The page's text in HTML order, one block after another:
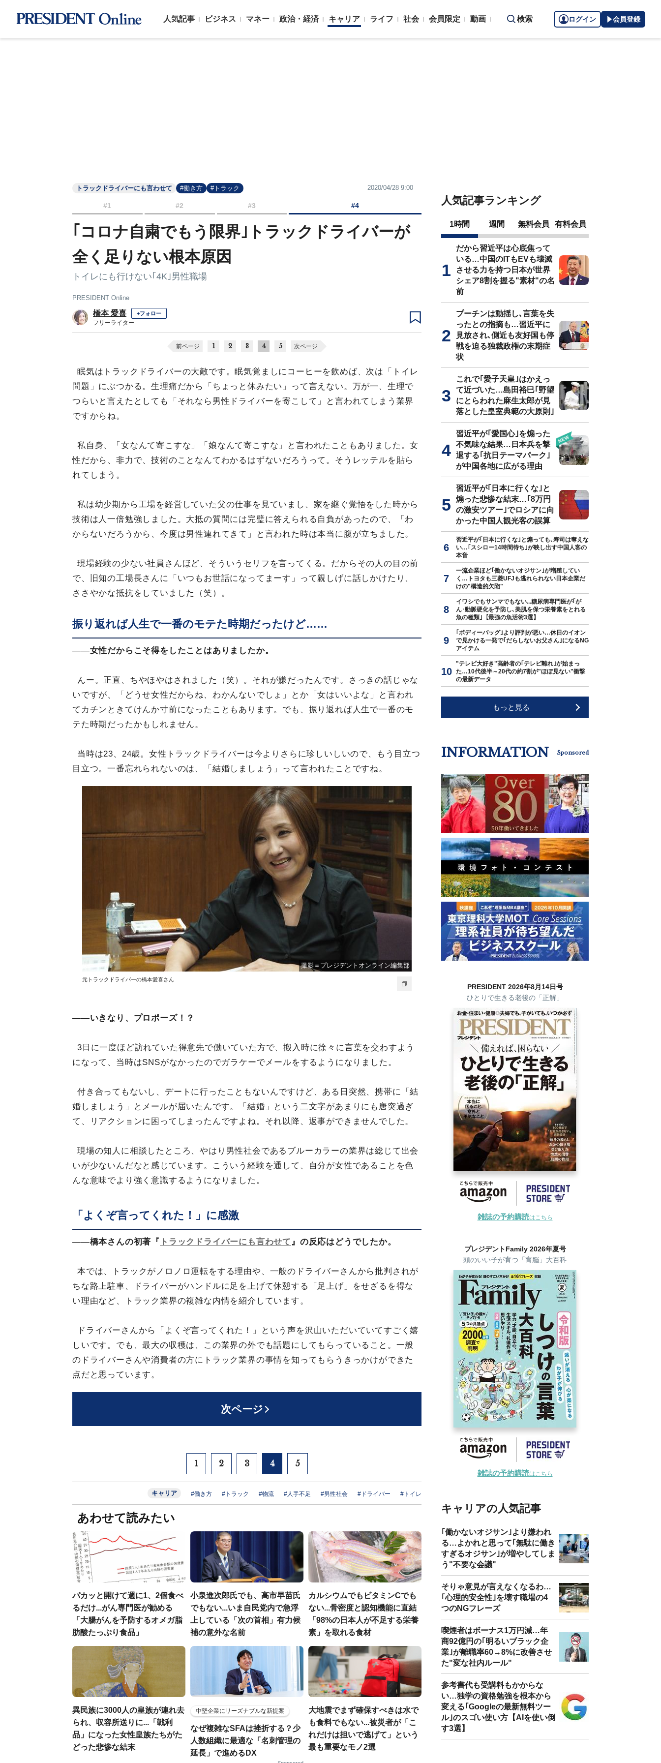
人気記事 ビジネス マネー 政治・経済 キャリア ライフ 社会 会員限定 動画 検索 ログイン 会員登録
トラックドライバーにも言わせて #働き方 #トラック 2020/04/28 9:00
#1 #2 #3 #4
｢コロナ自粛でもう限界｣トラックドライバーが
全く足りない根本原因
トイレにも行けない｢4K｣男性職場
PRESIDENT Online
橋本 愛喜 +フォロー
フリーライター
前ページ 1 2 3 4 5 次ページ
眠気はトラックドライバーの大敵です。眠気覚ましにコーヒーを飲めば、次は「トイレ
問題」にぶつかる。生理痛だから「ちょっと休みたい」って言えない。万が一、生理で
つらいと言えたとしても「それなら男性ドライバーを寄こして」と言われてしまう業界
ですからね。
私自身、「女なんて寄こすな」「娘なんて寄こすな」と言われたこともありました。女
性だから、非力で、技術のことなんてわかるはずないだろうって。そうレッテルを貼ら
れてしまう。
私は幼少期から工場を経営していた父の仕事を見ていまし、家を継ぐ覚悟をした時から
技術は人一倍勉強しました。大抵の質問には完璧に答えられる自負があったので、「わ
からないだろうから、今度は男性連れてきて」と言われた時は本当に腹が立ちました。
現場経験の少ない社員さんほど、そういうセリフを言ってくる。だからその人の目の前
で、旧知の工場長さんに「いつもお世話になってまーす」って親しげに話しかけたり、
ささやかな抵抗をしていました（笑）。
振り返れば人生で一番のモテた時期だったけど……
——女性だからこそ得をしたことはありましたか。
んー。正直、ちやほやはされました（笑）。それが嫌だったんです。さっきの話じゃな
いですが、「どうせ女性だからね、わかんないでしょ」とか「女はいいよな」と言われ
てカチンときてけんか寸前になったこともあります。でも、振り返れば人生で一番のモ
テた時期だったかもしれません。
当時は23、24歳。女性トラックドライバーは今よりさらに珍しいしいので、もう目立つ
目立つ。一番忘れられないのは、「結婚しましょう」って言われたことですね。
撮影＝プレジデントオンライン編集部
元トラックドライバーの橋本愛喜さん
——いきなり、プロポーズ！？
3日に一度ほど訪れていた得意先で働いていた方で、搬入時に徐々に言葉を交わすよう
になって、当時はSNSがなかったのでガラケーでメールをするようになりました。
付き合ってもないし、デートに行ったこともないんですけど、ある日突然、携帯に「結
婚しましょう」とメールが届いたんです。「結婚」という二文字があまりにも唐突過ぎ
て、リアクションに困ってしまったんですよね。それ以降、返事ができませんでした。
現場の知人に相談したところ、やはり男性社会であるブルーカラーの業界は総じて出会
いが少ないんだなと感じています。こういう経験を通して、自分が女性であることを色
んな意味でより強く意識するようになりました。
「よくぞ言ってくれた！」に感激
——橋本さんの初著『 トラックドライバーにも言わせて 』の反応はどうでしたか。
本では、トラックがノロノロ運転をする理由や、一般のドライバーさんから批判されが
ちな路上駐車、ドライバーがハンドルに足を上げて休憩する「足上げ」をせざるを得な
い理由など、トラック業界の複雑な内情を紹介しています。
ドライバーさんから「よくぞ言ってくれた！」という声を沢山いただいていてすごく嬉
しいです。でも、最大の収穫は、この業界の外でも話題にしてもらっていること。一般
のドライバーさんや消費者の方にトラック業界の事情を知ってもらうきっかけができた
点だと思っています。
次ページ
1 2 3 4 5
キャリア #働き方 #トラック #物流 #人手不足 #男性社会 #ドライバー #トイレ
あわせて読みたい
パカッと開けて週に1、2個食べ
るだけ...がん専門医が勧める
「大腸がんを予防するオメガ脂
肪酸たっぷり食品」
小泉進次郎氏でも、高市早苗氏
でもない...いま自民党内で急浮
上している「次の首相」有力候
補の意外な名前
カルシウムでもビタミンCでも
ない...骨密度と認知機能に直結
「98%の日本人が不足する栄養
素」を取れる食材
異民族に3000人の皇族が連れ去
られ、収容所送りに...「戦利
品」になった女性皇族たちがた
どった悲惨な結末
中堅企業にリーズナブルな新提案
なぜ複雑なSFAは挫折する？少
人数組織に最適な「名刺管理の
延長」で進めるDX
大地震でまず確保すべきは水で
も食料でもない...被災者が「こ
れだけは担いで逃げて」という
最も重要なモノ2選
人気記事ランキング
1時間 週間 無料会員 有料会員
だから習近平は心底焦って
いる…中国のITもEVも壊滅
させる力を持つ日本が世界
シェア8割を握る"素材"の名
前
プーチンは動揺し､言葉を失
ったとの指摘も…習近平に
見放され､側近も友好国も停
戦を迫る独裁政権の末期症
状
これで｢愛子天皇｣はかえっ
て近づいた…島田裕巳｢野望
にとらわれた麻生太郎が見
落とした皇室典範の大原則｣
習近平が｢愛国心｣を煽った
不気味な結果…日本兵を撃
退する｢抗日テーマパーク｣
が中国各地に広がる理由
習近平が｢日本に行くな｣と
煽った悲惨な結末…｢8万円
の激安ツアー｣でロシアに向
かった中国人観光客の誤算
習近平が｢日本に行くな｣と煽っても､寿司は奪えな
い…｢スシロー14時間待ち｣が映し出す中国人客の
本音
一流企業ほど｢働かないオジサン｣が増殖してい
く…トヨタも三菱UFJも逃れられない日本企業だ
けの"構造的欠陥"
イワシでもサンマでもない...糖尿病専門医が｢が
ん･動脈硬化を予防し､美肌を保つ栄養素をとれる
魚の種類｣【最強の魚活術3選】
｢ボディーバッグ｣より評判が悪い…休日のイオン
で見かける一発で｢だらしないお父さん｣になるNG
アイテム
"テレビ大好き"高齢者の｢テレビ離れ｣が始まっ
た…10代後半～20代の約7割が"ほぼ見ない"衝撃
の最新データ
もっと見る
INFORMATION Sponsored
PRESIDENT 2026年8月14日号
ひとりで生きる老後の「正解」
雑誌の予約購読はこちら
プレジデントFamily 2026年夏号
頭のいい子が育つ「育脳」大百科
雑誌の予約購読はこちら
キャリアの人気記事
｢働かないオジサン｣より嫌われ
る…よかれと思って｢無駄に働き
すぎるオジサン｣が増やしてしま
う"不要な会議"
そりゃ意見が言えなくなるわ…
｢心理的安全性｣を壊す職場の4
つのNGフレーズ
喫煙者はボーナス1万円減…年
商92億円の｢明るいブラック企
業｣が離職率60→8%に改善させ
た"変な社内ルール"
参考書代も受講料もかからな
い…独学の資格勉強を根本から
変える｢Googleの最新無料ツー
ル｣のスゴい使い方【AIを使い倒
す3選】